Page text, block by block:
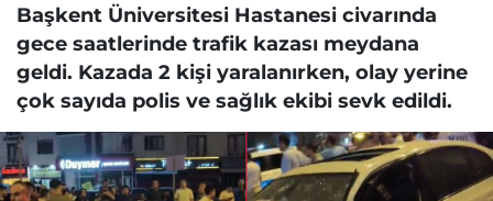
Başkent Üniversitesi Hastanesi civarında
gece saatlerinde trafik kazası meydana
geldi. Kazada 2 kişi yaralanırken, olay yerine
çok sayıda polis ve sağlık ekibi sevk edildi.